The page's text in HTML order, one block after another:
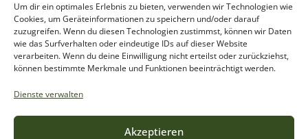
Um dir ein optimales Erlebnis zu bieten, verwenden wir Technologien wie
Cookies, um Geräteinformationen zu speichern und/oder darauf
zuzugreifen. Wenn du diesen Technologien zustimmst, können wir Daten
wie das Surfverhalten oder eindeutige IDs auf dieser Website
verarbeiten. Wenn du deine Einwilligung nicht erteilst oder zurückziehst,
können bestimmte Merkmale und Funktionen beeinträchtigt werden.
Dienste verwalten
Akzeptieren